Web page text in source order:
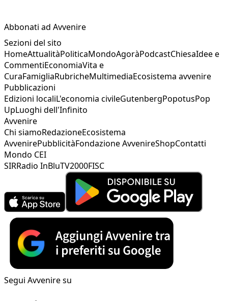
Abbonati ad Avvenire
Sezioni del sito
HomeAttualitàPoliticaMondoAgoràPodcastChiesaIdee e
CommentiEconomiaVita e
CuraFamigliaRubricheMultimediaEcosistema avvenire
Pubblicazioni
Edizioni localiL'economia civileGutenbergPopotusPop
UpLuoghi dell'Infinito
Avvenire
Chi siamoRedazioneEcosistema
AvvenirePubblicitàFondazione AvvenireShopContatti
Mondo CEI
SIRRadio InBluTV2000FISC
Segui Avvenire su